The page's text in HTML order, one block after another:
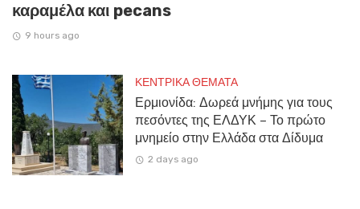
καραμέλα και pecans
9 hours ago
ΚΕΝΤΡΙΚΑ ΘΕΜΑΤΑ
Ερμιονίδα: Δωρεά μνήμης για τους
πεσόντες της ΕΛΔΥΚ – Το πρώτο
μνημείο στην Ελλάδα στα Δίδυμα
2 days ago